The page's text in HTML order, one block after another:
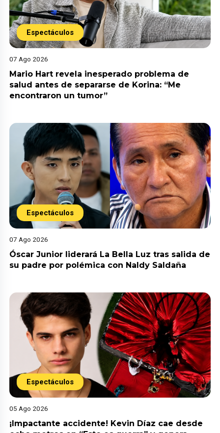
Espectáculos
07 Ago 2026
Mario Hart revela inesperado problema de
salud antes de separarse de Korina: “Me
encontraron un tumor”
Espectáculos
07 Ago 2026
Óscar Junior liderará La Bella Luz tras salida de
su padre por polémica con Naldy Saldaña
Espectáculos
05 Ago 2026
¡Impactante accidente! Kevin Díaz cae desde